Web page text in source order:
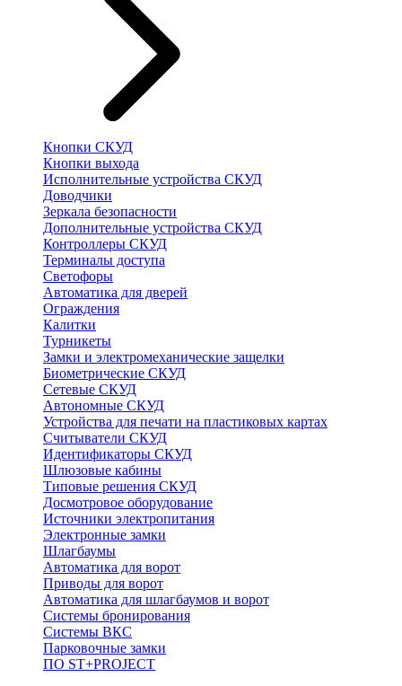
Кнопки СКУД
Кнопки выхода
Исполнительные устройства СКУД
Доводчики
Зеркала безопасности
Дополнительные устройства СКУД
Контроллеры СКУД
Терминалы доступа
Светофоры
Автоматика для дверей
Ограждения
Калитки
Турникеты
Замки и электромеханические защелки
Биометрические СКУД
Сетевые СКУД
Автономные СКУД
Устройства для печати на пластиковых картах
Считыватели СКУД
Идентификаторы СКУД
Шлюзовые кабины
Типовые решения СКУД
Досмотровое оборудование
Источники электропитания
Электронные замки
Шлагбаумы
Автоматика для ворот
Приводы для ворот
Автоматика для шлагбаумов и ворот
Системы бронирования
Системы ВКС
Парковочные замки
ПО ST+PROJECT